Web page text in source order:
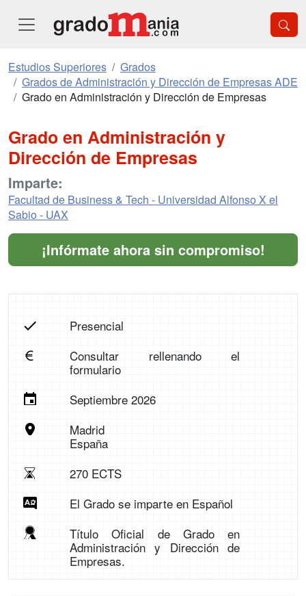
Estudios Superiores
Grados
Grados de Administración y Dirección de Empresas ADE
Grado en Administración y Dirección de Empresas
Grado en Administración y
Dirección de Empresas
Imparte:
Facultad de Business & Tech - Universidad Alfonso X el
Sabio - UAX
¡Infórmate ahora sin compromiso!
Presencial
Consultar rellenando el
formulario
Septiembre 2026
Madrid
España
270 ECTS
El Grado se imparte en Español
Título Oficial de Grado en
Administración y Dirección de
Empresas.